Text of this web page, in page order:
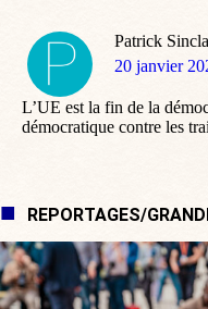
Patrick
dit
20 janvier
L’UE est la fin de la
démocratique contre les
REPORTAGES/